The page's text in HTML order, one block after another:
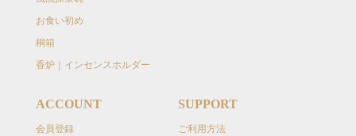
お食い初め
桐箱
香炉｜インセンスホルダー
ACCOUNT
会員登録
SUPPORT
ご利用方法